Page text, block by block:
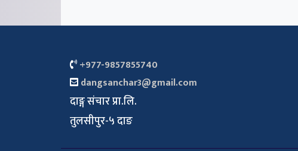
+977-9857855740
dangsanchar3@gmail.com
दाङ्ग संचार प्रा.लि.
तुलसीपुर-५ दाङ